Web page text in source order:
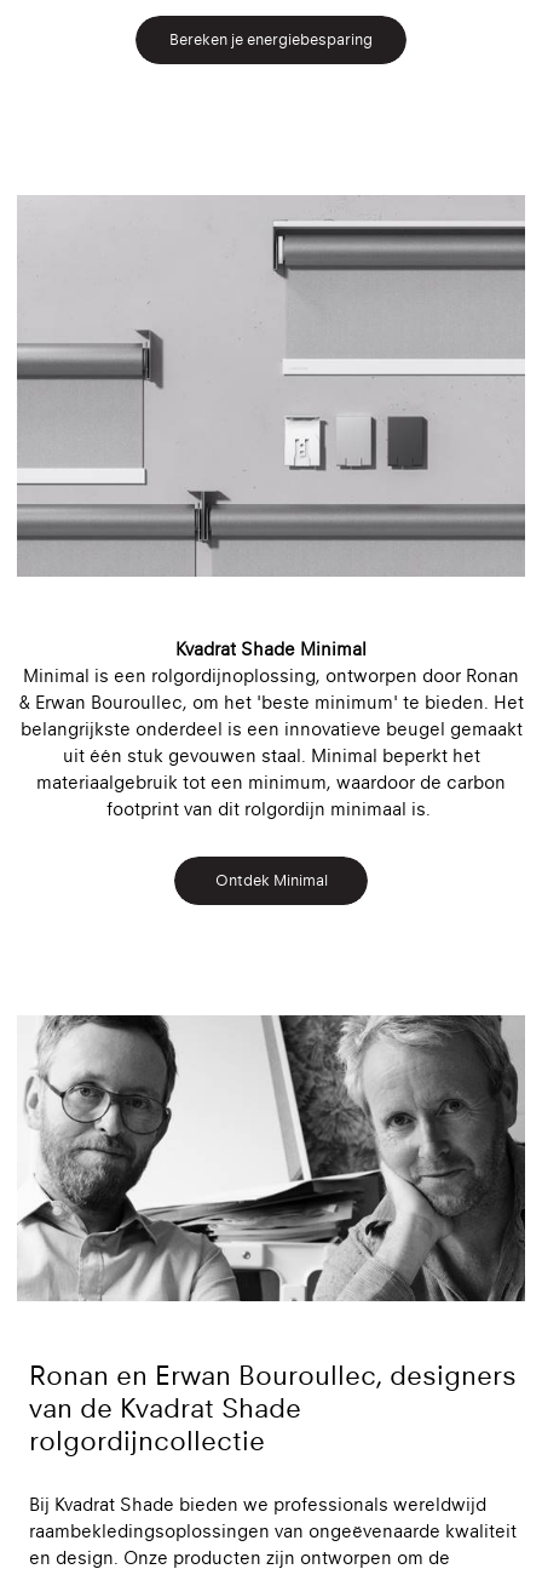
Bereken je energiebesparing
Kvadrat Shade Minimal
Minimal is een rolgordijnoplossing, ontworpen door Ronan
& Erwan Bouroullec, om het 'beste minimum' te bieden. Het
belangrijkste onderdeel is een innovatieve beugel gemaakt
uit één stuk gevouwen staal. Minimal beperkt het
materiaalgebruik tot een minimum, waardoor de carbon
footprint van dit rolgordijn minimaal is.
Ontdek Minimal
Ronan en Erwan Bouroullec, designers
van de Kvadrat Shade
rolgordijncollectie
Bij Kvadrat Shade bieden we professionals wereldwijd
raambekledingsoplossingen van ongeëvenaarde kwaliteit
en design. Onze producten zijn ontworpen om de